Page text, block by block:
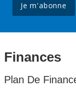
Je m'abonne
Finances
Plan De